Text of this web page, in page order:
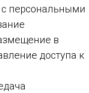
персональными
в
доступа к